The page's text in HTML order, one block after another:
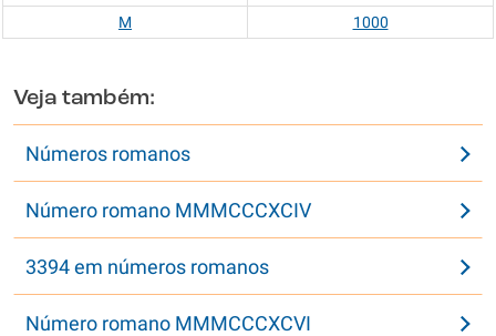
M
1000
Veja também:
Números romanos
Número romano MMMCCCXCIV
3394 em números romanos
Número romano MMMCCCXCVI